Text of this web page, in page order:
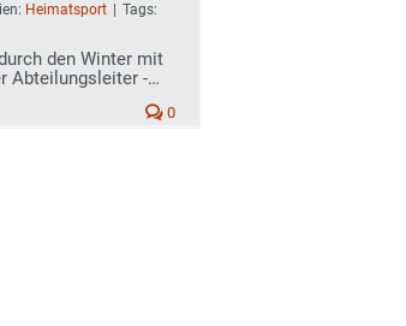
Heimatsport
Tags:
den Winter mit
Abteilungsleiter -
0